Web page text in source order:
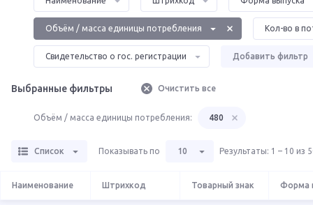
Объём / масса единицы потребления Кол-во в
Свидетельство о гос. регистрации Добавить фильтр
Выбранные фильтры Очистить все
Объём / масса единицы потребления: 480
Список Показывать по 10 Результаты: 1 – 10 из
Наименование Штрихкод Товарный знак Форма